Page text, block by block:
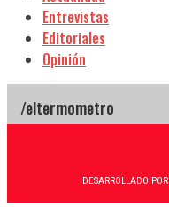
Entrevistas
Editoriales
Opinión
DESARROLLADO POR